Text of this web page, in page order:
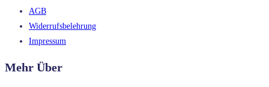
AGB
Widerrufsbelehrung
Impressum
Mehr Über